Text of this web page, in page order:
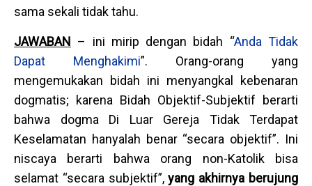
sama sekali tidak tahu.
JAWABAN – ini mirip dengan bidah “Anda Tidak
Dapat Menghakimi”. Orang-orang yang
mengemukakan bidah ini menyangkal kebenaran
dogmatis; karena Bidah Objektif-Subjektif berarti
bahwa dogma Di Luar Gereja Tidak Terdapat
Keselamatan hanyalah benar “secara objektif”. Ini
niscaya berarti bahwa orang non-Katolik bisa
selamat “secara subjektif”,yang akhirnya berujung